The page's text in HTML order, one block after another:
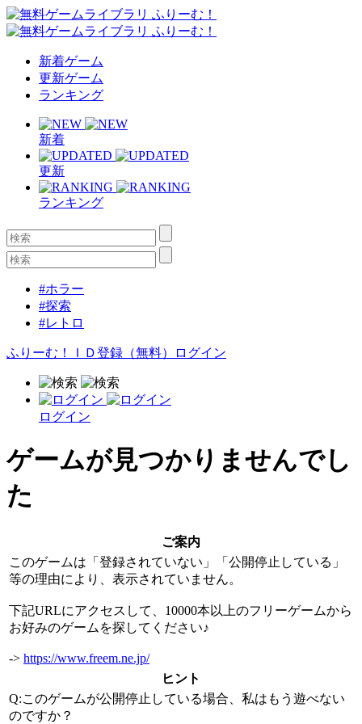
新着ゲーム
更新ゲーム
ランキング
新着
更新
ランキング
#ホラー
#探索
#レトロ
ふりーむ！ＩＤ登録（無料） ログイン
ログイン
ゲームが見つかりませんでし
た
ご案内
このゲームは「登録されていない」「公開停止している」
等の理由により、表示されていません。
下記URLにアクセスして、10000本以上のフリーゲームから
お好みのゲームを探してください♪
-> https://www.freem.ne.jp/
ヒント
Q:このゲームが公開停止している場合、私はもう遊べない
のですか？